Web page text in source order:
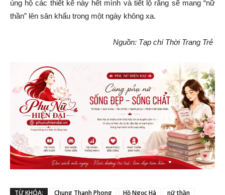
ủng hộ các thiết kế này hết mình và tiết lộ rằng sẽ mang “nữ
thần” lên sân khấu trong một ngày không xa.
Nguồn: Tạp chí Thời Trang Trẻ
TỪ KHÓA: Chung Thanh Phong Hồ Ngọc Hà
nữ thần